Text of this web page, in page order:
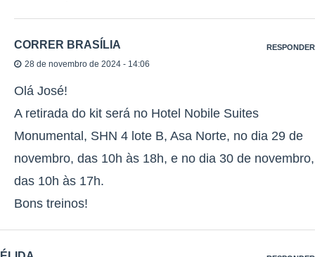
CORRER BRASÍLIA
28 de novembro de 2024 - 14:06
Olá José!
A retirada do kit será no Hotel Nobile Suites
Monumental, SHN 4 lote B, Asa Norte, no dia 29 de
novembro, das 10h às 18h, e no dia 30 de novembro,
das 10h às 17h.
Bons treinos!
RESPONDER